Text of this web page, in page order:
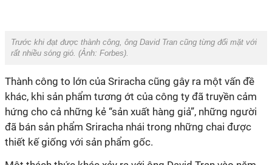
Trước khi đạt được thành công, ông David Tran cũng từng đối mặt với
rất nhiều sóng gió. (Ảnh: Forbes).
Thành công to lớn của Sriracha cũng gây ra một vấn đề
khác, khi sản phẩm tương ớt của công ty đã truyền cảm
hứng cho cả những kẻ “sản xuất hàng giả”, những người
đã bán sản phẩm Sriracha nhái trong những chai được
thiết kế giống với sản phẩm gốc.